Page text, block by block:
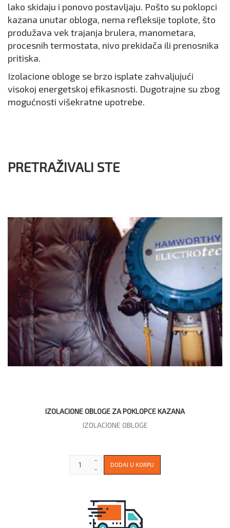
lako skidaju i ponovo postavljaju. Pošto su poklopci
kazana unutar obloga, nema refleksije toplote, što
produžava vek trajanja brulera, manometara,
procesnih termostata, nivo prekidača ili prenosnika
pritiska.
Izolacione obloge se brzo isplate zahvaljujući
visokoj energetskoj efikasnosti. Dugotrajne su zbog
mogućnosti višekratne upotrebe.
PRETRAŽIVALI STE
IZOLACIONE OBLOGE ZA POKLOPCE KAZANA
IZOLACIONE OBLOGE